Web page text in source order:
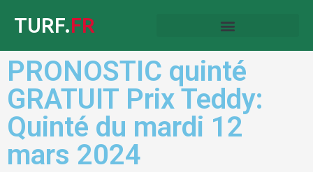
TURF.FR
PRONOSTIC quinté
GRATUIT Prix Teddy:
Quinté du mardi 12
mars 2024